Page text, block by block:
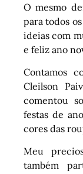
O mesmo
para todos
ideias com
e feliz ano
Contamos
Cleilson
comentou
festas de
cores das
Meu
também